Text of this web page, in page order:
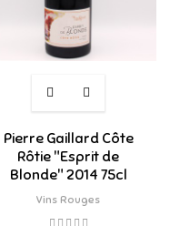
Pierre Gaillard Côte
Rôtie "Esprit de
Blonde" 2014 75cl
Vins Rouges